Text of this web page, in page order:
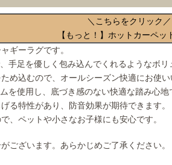
＼こちらをクリック／
【もっと！】ホットカーペッ
ギーラグです。
手足を優しく包み込んでくれるようなボリ
め込むので、オールシーズン快適にお使い
を使用し、底づき感のない快適な踏み心地
る特性があり、防音効果が期待できます。
、ペットや小さなお子様にも安心です。
ございます。あらかじめご了承ください。